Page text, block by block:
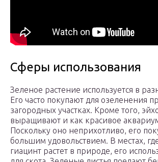
Сферы использования
Зеленое растение используется в
Его часто покупают для озеленения
загородных участках. Кроме того,
выращивают и как красивое
Поскольку оно неприхотливо, его
большим удовольствием. В местах,
гиацинт растет в природе, его